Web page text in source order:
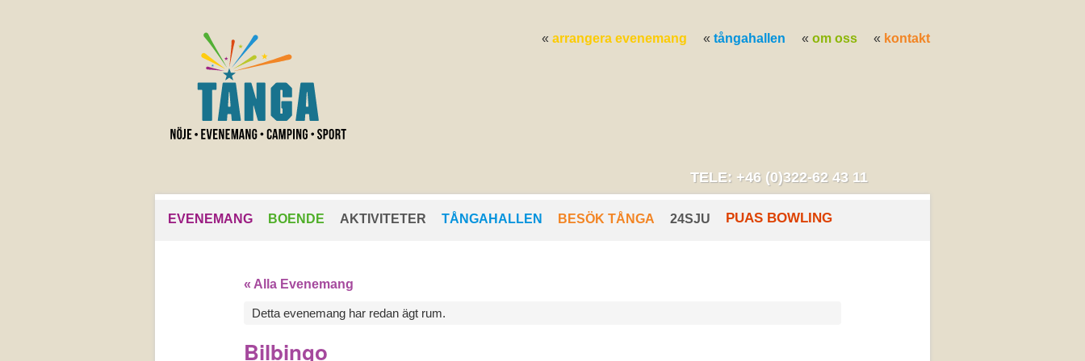
arrangera evenemang tångahallen om oss kontakt
TELE: +46 (0)322-62 43 11
EVENEMANG BOENDE AKTIVITETER TÅNGAHALLEN BESÖK TÅNGA 24SJU PUAS BOWLING
« Alla Evenemang
Detta evenemang har redan ägt rum.
Bilbingo